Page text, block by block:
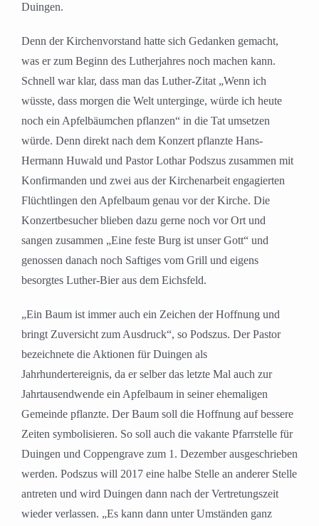
Duingen.
Denn der Kirchenvorstand hatte sich Gedanken gemacht,
was er zum Beginn des Lutherjahres noch machen kann.
Schnell war klar, dass man das Luther-Zitat „Wenn ich
wüsste, dass morgen die Welt unterginge, würde ich heute
noch ein Apfelbäumchen pflanzen“ in die Tat umsetzen
würde. Denn direkt nach dem Konzert pflanzte Hans-
Hermann Huwald und Pastor Lothar Podszus zusammen mit
Konfirmanden und zwei aus der Kirchenarbeit engagierten
Flüchtlingen den Apfelbaum genau vor der Kirche. Die
Konzertbesucher blieben dazu gerne noch vor Ort und
sangen zusammen „Eine feste Burg ist unser Gott“ und
genossen danach noch Saftiges vom Grill und eigens
besorgtes Luther-Bier aus dem Eichsfeld.
„Ein Baum ist immer auch ein Zeichen der Hoffnung und
bringt Zuversicht zum Ausdruck“, so Podszus. Der Pastor
bezeichnete die Aktionen für Duingen als
Jahrhundertereignis, da er selber das letzte Mal auch zur
Jahrtausendwende ein Apfelbaum in seiner ehemaligen
Gemeinde pflanzte. Der Baum soll die Hoffnung auf bessere
Zeiten symbolisieren. So soll auch die vakante Pfarrstelle für
Duingen und Coppengrave zum 1. Dezember ausgeschrieben
werden. Podszus will 2017 eine halbe Stelle an anderer Stelle
antreten und wird Duingen dann nach der Vertretungszeit
wieder verlassen. „Es kann dann unter Umständen ganz